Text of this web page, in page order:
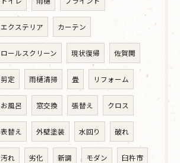
エクステリア カーテン
ロールスクリーン 現状復帰 佐賀関
剪定 雨樋清掃 畳 リフォーム
お風呂 窓交換 張替え クロス
表替え 外壁塗装 水回り 破れ
汚れ 劣化 新調 モダン 臼杵市